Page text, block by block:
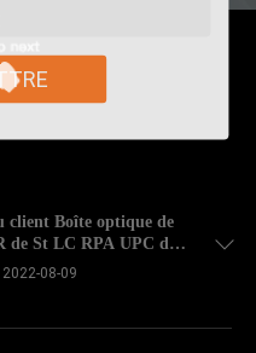
de
de St LC RPA UPC de
2022-08-09